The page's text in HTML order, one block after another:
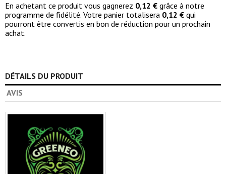
En achetant ce produit vous gagnerez 0,12 € grâce à notre
programme de fidélité. Votre panier totalisera 0,12 € qui
pourront être convertis en bon de réduction pour un prochain
achat.
DÉTAILS DU PRODUIT
AVIS